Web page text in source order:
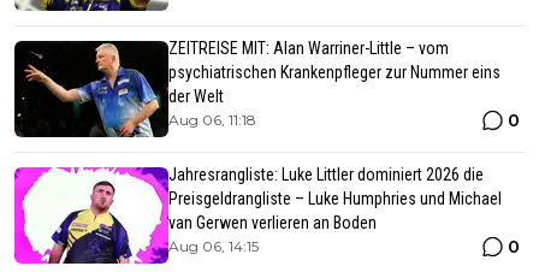
ZEITREISE MIT: Alan Warriner-Little – vom
psychiatrischen Krankenpfleger zur Nummer eins
der Welt
Aug 06, 11:18 0
Jahresrangliste: Luke Littler dominiert 2026 die
Preisgeldrangliste – Luke Humphries und Michael
van Gerwen verlieren an Boden
Aug 06, 14:15 0